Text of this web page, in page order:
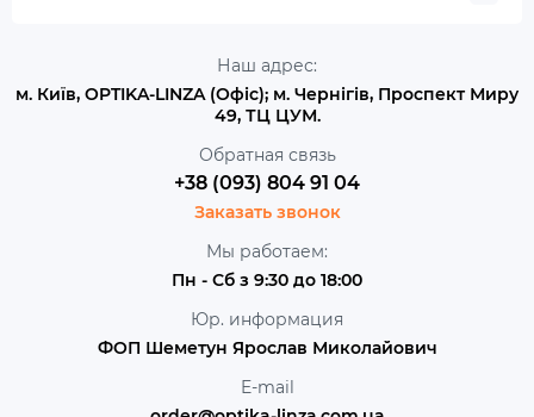
Наш адрес:
м. Київ, OPTIKA-LINZA (Офіс); м. Чернігів, Проспект Миру
49, ТЦ ЦУМ.
Обратная связь
+38 (093) 804 91 04
Заказать звонок
Мы работаем:
Пн - Сб з 9:30 до 18:00
Юр. информация
ФОП Шеметун Ярослав Миколайович
E-mail